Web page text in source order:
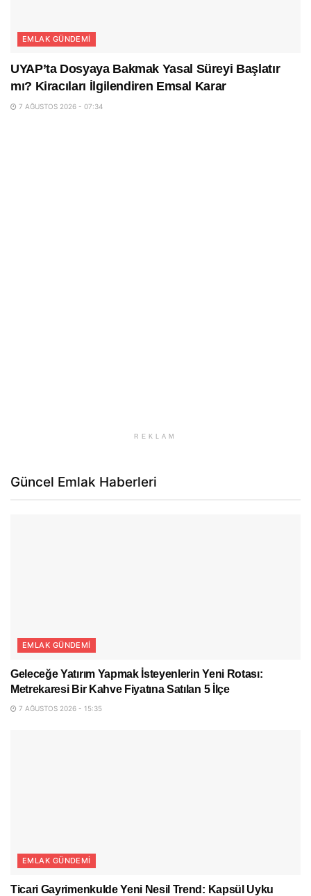
EMLAK GÜNDEMI
UYAP’ta Dosyaya Bakmak Yasal Süreyi Başlatır
mı? Kiracıları İlgilendiren Emsal Karar
7 AĞUSTOS 2026 - 07:34
REKLAM
Güncel Emlak Haberleri
EMLAK GÜNDEMI
Geleceğe Yatırım Yapmak İsteyenlerin Yeni Rotası:
Metrekaresi Bir Kahve Fiyatına Satılan 5 İlçe
7 AĞUSTOS 2026 - 15:35
EMLAK GÜNDEMI
Ticari Gayrimenkulde Yeni Nesil Trend: Kapsül Uyku